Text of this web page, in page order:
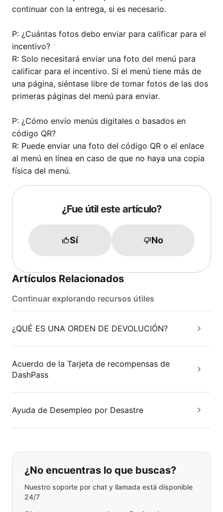
continuar con la entrega, si es necesario.
P: ¿Cuántas fotos debo enviar para calificar para el
incentivo?
R: Solo necesitará enviar una foto del menú para
calificar para el incentivo. Si el menú tiene más de
una página, siéntase libre de tomar fotos de las dos
primeras páginas del menú para enviar.
P: ¿Cómo envío menús digitales o basados en
código QR?
R: Puede enviar una foto del código QR o el enlace
al menú en línea en caso de que no haya una copia
física del menú.
¿Fue útil este artículo?
Sí No
Artículos Relacionados
Continuar explorando recursos útiles
¿QUÉ ES UNA ORDEN DE DEVOLUCIÓN?
Acuerdo de la Tarjeta de recompensas de
DashPass
Ayuda de Desempleo por Desastre
Si no puede encontrar lo que está
¿No encuentras lo que buscas?
Nuestro soporte por chat y llamada está disponible
24/7